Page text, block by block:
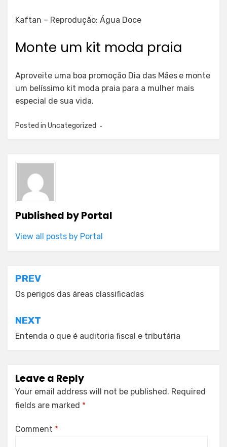
Kaftan – Reprodução: Água Doce
Monte um kit moda praia
Aproveite uma boa promoção Dia das Mães e monte
um belíssimo kit moda praia para a mulher mais
especial de sua vida.
Posted in Uncategorized
Published byPortal
View all posts by Portal
Post
navigation
PREV
Os perigos das áreas classificadas
NEXT
Entenda o que é auditoria fiscal e tributária
Leave a Reply
Your email address will not be published. Required
fields are marked *
Comment *